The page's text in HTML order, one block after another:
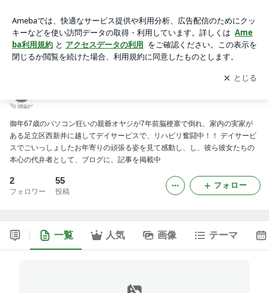
アプリをダウンロードして ブログの更新通知
を受け取りまし
ょう。
開く
御年67歳のパソコン狂いの親爺オヤジが7年前脳梗塞で倒れ、家内の実家が
ある足立区西新井に越してデイサービスで、リハビリ奮闘中！！ デイサービ
スでごいっしょしたお年寄りの頑張る姿を見て感動し、し、彼ら彼女たちの
本心の代弁者として、ブログに、記事を掲載中
2
フォロワー
55
投稿
フォロー
一覧 人気 画像 テーマ